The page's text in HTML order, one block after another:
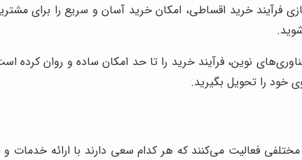
فرآیند خرید اقساطی، امکان خرید آسان و سریع را برای
نوین، فرآیند خرید را تا حد امکان ساده و روان
خود را تحویل بگیرید.
فعالیت می‌کنند که هر کدام سعی دارند با ارائه خدمات